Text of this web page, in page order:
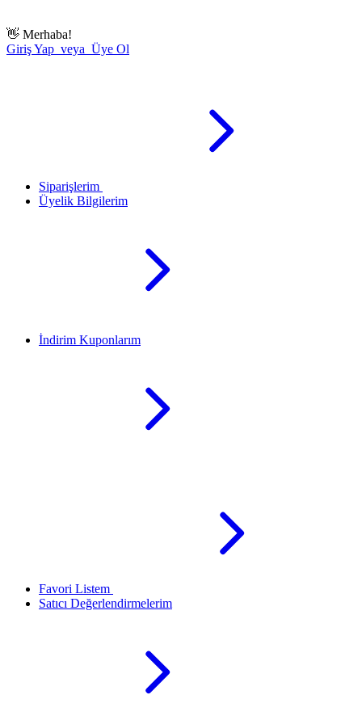
👋 Merhaba!
Giriş Yap veya Üye Ol
Siparişlerim
Üyelik Bilgilerim
İndirim Kuponlarım
Favori Listem
Satıcı Değerlendirmelerim